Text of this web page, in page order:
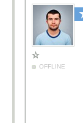
OFFLINE